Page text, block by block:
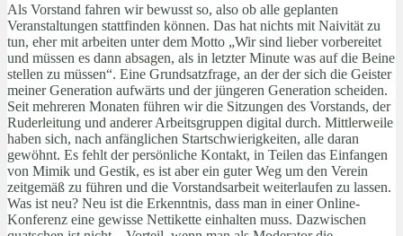
Als Vorstand fahren wir bewusst so, also ob alle geplanten
Veranstaltungen stattfinden können. Das hat nichts mit Naivität zu
tun, eher mit arbeiten unter dem Motto „Wir sind lieber vorbereitet
und müssen es dann absagen, als in letzter Minute was auf die Beine
stellen zu müssen“. Eine Grundsatzfrage, an der der sich die Geister
meiner Generation aufwärts und der jüngeren Generation scheiden.
Seit mehreren Monaten führen wir die Sitzungen des Vorstands, der
Ruderleitung und anderer Arbeitsgruppen digital durch. Mittlerweile
haben sich, nach anfänglichen Startschwierigkeiten, alle daran
gewöhnt. Es fehlt der persönliche Kontakt, in Teilen das Einfangen
von Mimik und Gestik, es ist aber ein guter Weg um den Verein
zeitgemäß zu führen und die Vorstandsarbeit weiterlaufen zu lassen.
Was ist neu? Neu ist die Erkenntnis, dass man in einer Online-
Konferenz eine gewisse Nettikette einhalten muss. Dazwischen